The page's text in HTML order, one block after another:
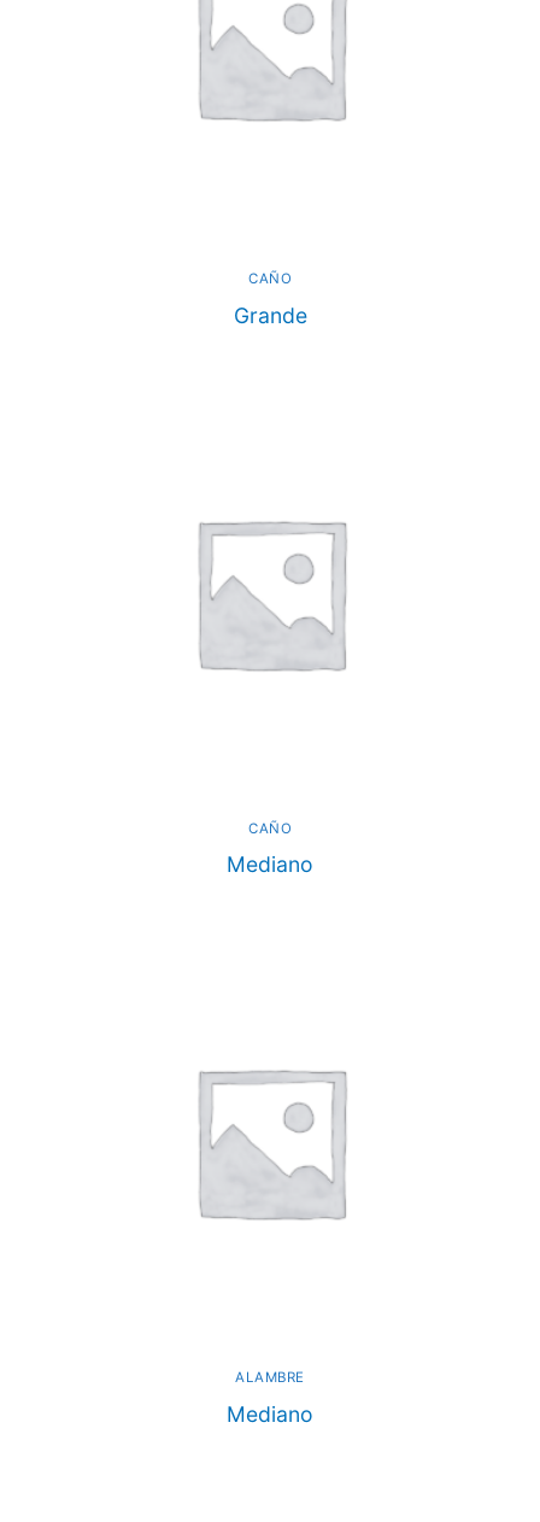
CAÑO
Grande
CAÑO
Mediano
ALAMBRE
Mediano